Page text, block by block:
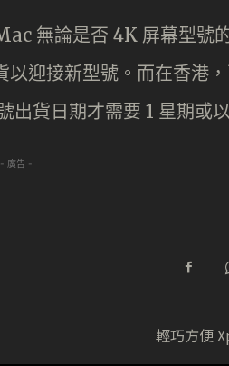
無論是否 4K 屏幕型號
迎接新型號。而在香港，
貨日期才需要 1 星期或
- 廣告 -
輕巧方便